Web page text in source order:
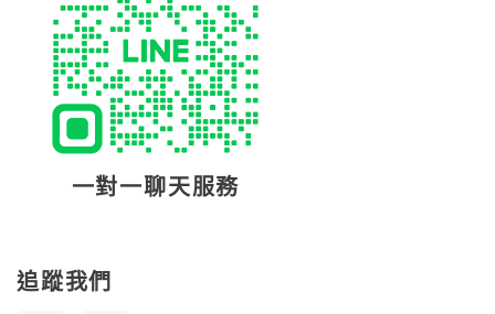
一對一聊天服務
追蹤我們